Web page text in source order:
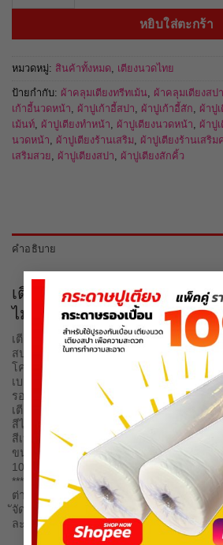
หยิบใส่ตะกร้า
หมวดหมู่: สินค้าทั้งหมด, เตียงนวดไทย
ป้ายกำกับ: ผ้าคลุมเตียงทรีทเม้น, ผ้าคลุมเตียงสปา
เก้าอี้นวดหน้า, ผ้าปูเก้าอี้สปา, ผ้าปูเก้าอี้สัก, ผ้าปู
เม้นท์, ผ้าปูเตียงทำหน้า, ผ้าปูเตียงนวดหน้า, ผ้าปู
นวดหน้า, ผ้าปูเตียงร้านเสริม, ผ้าปูเตียงร้านเสริม
เสริมสวย, ผ้าปูเตียงสปา, ผ้าปูเตียงสักคิ้ว
คำอธิบาย
เตียงนวดไทย ขนาด
ไม่รวมเบาะ)
เตียงนวดไทย (รวมเบาะ) เหมาะสำหรับง
สปา เตียงนวดไทย เตียงสปา เตียงอโรมา เ
โครงสร้างแข็งแรงทนทน งานฝีมือคนไทย คุ
เบาะหนา 3นิ้ว หุ้มด้วยหนัง PVC ทำความสะ
รองรับน้ำหนักได้ถึง 200 กิโลกรัม
เตียงสปา เตียงอโรมาเลือกสีเบาะได้
สีไม้ :สีบีท ,สีโอ๊คดำ ,สีขาว
สีเบาะ: สีขาว,สีครีม สีโอ๊คดำ
ขนาดเตียงนวดแผนไทย เตียงนวดน้ำมัน กว้า
100x 200 x 45 cm. ราคา4990
***เฟอร์นิเจอร์เป็นสินค้าชิ้นใหญ่และนำหนั
ต่างกันไปตามระยะทาง
จัดส่งในเขตกรุงเทพฯและปริมลฑล ราคา
ละเอียดก่อนสั่งซื้อค่ะ
ร้านสปาเฟอร์ร้านบิวตี้สปามอล